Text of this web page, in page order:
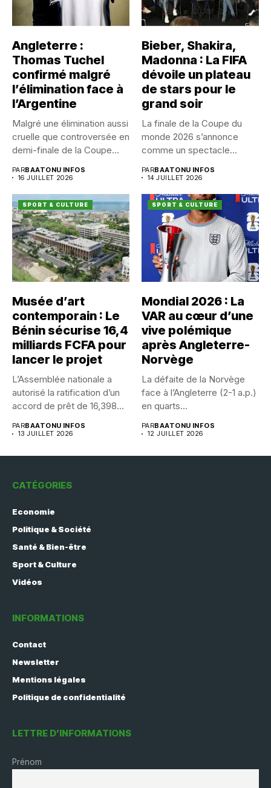
Angleterre :
Thomas Tuchel
confirmé malgré
l’élimination face à
l’Argentine
Malgré une élimination aussi
cruelle que controversée en
demi-finale de la Coupe...
PARBAATONU INFOS
16 JUILLET 2026
Bieber, Shakira,
Madonna : La FIFA
dévoile un plateau
de stars pour le
grand soir
La finale de la Coupe du
monde 2026 s’annonce
comme un spectacle...
PARBAATONU INFOS
14 JUILLET 2026
SPORT & CULTURE
Musée d’art
contemporain : Le
Bénin sécurise 16,4
milliards FCFA pour
lancer le projet
L’Assemblée nationale a
autorisé la ratification d’un
accord de prêt de 16,398...
PARBAATONU INFOS
13 JUILLET 2026
SPORT & CULTURE
Mondial 2026 : La
VAR au cœur d’une
vive polémique
après Angleterre-
Norvège
La défaite de la Norvège
face à l’Angleterre (2-1 a.p.)
en quarts...
PARBAATONU INFOS
12 JUILLET 2026
CATÉGORIES
Economie
Politique & Société
Santé & Bien-être
Sport & Culture
Vidéos
INFORMATIONS
Contact
Newsletter
Mentions légales
Politique de confidentialité
LETTRE D’INFORMATIONS
Prénom